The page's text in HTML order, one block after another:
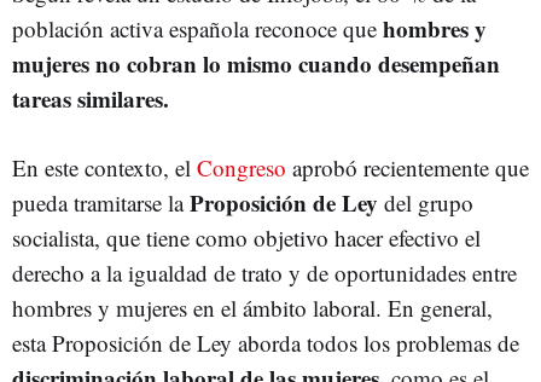
población activa española reconoce que hombres y
mujeres no cobran lo mismo cuando desempeñan
tareas similares.
En este contexto, el Congreso aprobó recientemente que
pueda tramitarse laProposición de Ley del grupo
socialista, que tiene como objetivo hacer efectivo el
derecho a la igualdad de trato y de oportunidades entre
hombres y mujeres en el ámbito laboral. En general,
esta Proposición de Ley aborda todos los problemas de